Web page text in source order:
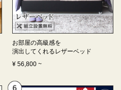
お部屋の高級感を
演出してくれるレザーベッド
¥ 56,800 ~